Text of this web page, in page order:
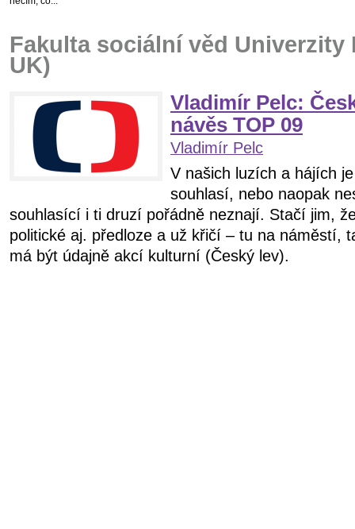
Fakulta sociální věd Univerzity
UK)
Vladimír Pelc:
návěs TOP 09
Vladimír Pelc
V našich luzích a hájích
souhlasí, nebo naopak
souhlasící i ti druzí pořádně neznají. Stačí jim,
politické aj. předloze a už křičí – tu na náměstí,
má být údajně akcí kulturní (Český lev).